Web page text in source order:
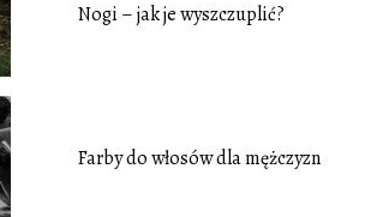
Nogi – jak je wyszczuplić?
Farby do włosów dla mężczyzn